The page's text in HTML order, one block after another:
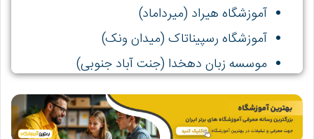
آموزشگاه هیراد (میرداماد)
آموزشگاه رسپیناتاک (میدان ونک)
موسسه زبان دهخدا (جنت آباد جنوبی)
آموزشگاه زبان پردیسان (میدان ولیعصر)
آموزشگاه زبان اکسیر (خیابان ظفر)